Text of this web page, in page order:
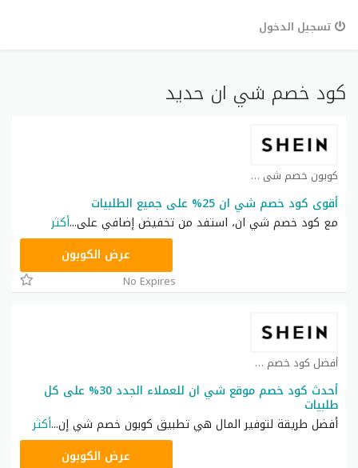
تسجيل الدخول
كود خصم شي ان حديد
كوبون خصم شي ان كوبون
أقوى كود خصم شي ان 25% على جميع الطلبيات
مع كود خصم شي ان، استفد من تخفيض إضافي على...أكثر
عرض الكوبون
No Expires
أفضل كود خصم شي ان كوبون
أحدث كود خصم موقع شي ان للعملاء الجدد 30% على كل
طلبيات
أفضل طريقة لتوفير المال هي تطبيق كوبون خصم شي إن...أكثر
عرض الكوبون